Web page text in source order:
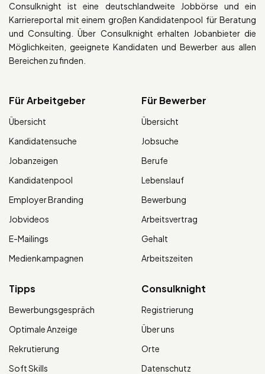
Consulknight ist eine deutschlandweite Jobbörse und ein
Karriereportal mit einem großen Kandidatenpool für Beratung
und Consulting. Über Consulknight erhalten Jobanbieter die
Möglichkeiten, geeignete Kandidaten und Bewerber aus allen
Bereichen zu finden.
Für Arbeitgeber
Übersicht
Kandidatensuche
Jobanzeigen
Kandidatenpool
Employer Branding
Jobvideos
E-Mailings
Medienkampagnen
Für Bewerber
Übersicht
Jobsuche
Berufe
Lebenslauf
Bewerbung
Arbeitsvertrag
Gehalt
Arbeitszeiten
Tipps
Bewerbungsgespräch
Optimale Anzeige
Rekrutierung
Soft Skills
Consulknight
Registrierung
Über uns
Orte
Datenschutz